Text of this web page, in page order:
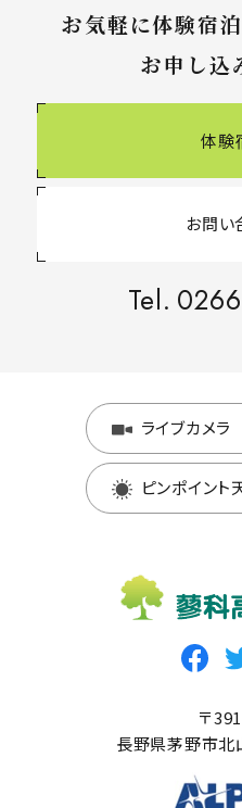
お気軽に体験宿
お申し込
体験
お問い
Tel.
ライブカメラ
ピンポイント
〒
長野県茅野市